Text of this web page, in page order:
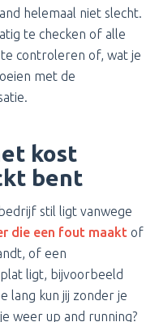
helemaal niet slecht.
te checken of alle
controleren of, wat je
met de
kost
bent
stil ligt vanwege
die een fout maaktof
of een
ligt, bijvoorbeeld
lang kun jij zonder je
weer up and running?